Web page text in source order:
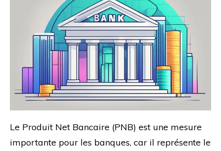
Le Produit Net Bancaire (PNB) est une mesure
importante pour les banques, car il représente le